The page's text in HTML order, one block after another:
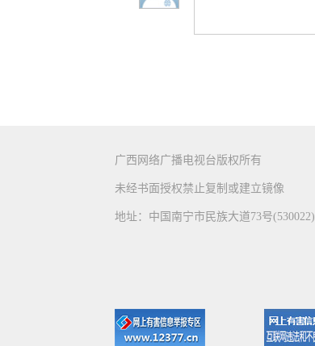
广西网络广播电视台版权所有
未经书面授权禁止复制或建立镜像
地址：中国南宁市民族大道73号(530022)